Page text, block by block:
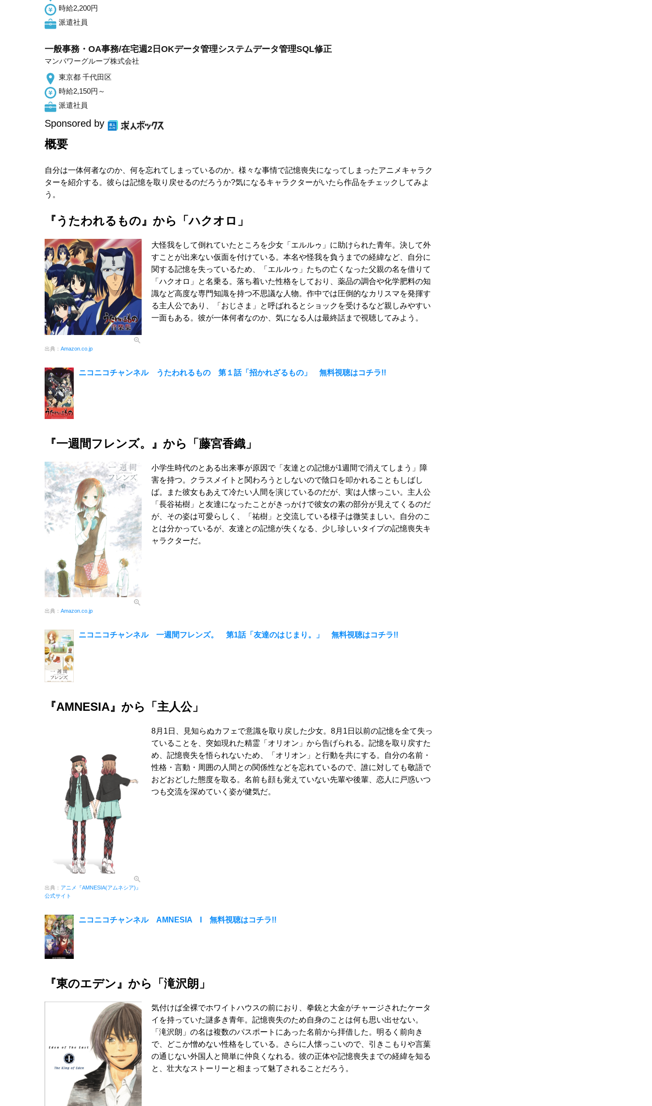
時給2,200円
派遣社員
一般事務・OA事務/在宅週2日OKデータ管理システムデータ管理SQL修正
マンパワーグループ株式会社
東京都 千代田区
時給2,150円～
派遣社員
Sponsored by
概要
自分は一体何者なのか、何を忘れてしまっているのか。様々な事情で記憶喪失になってしまったアニメキャラク
ターを紹介する。彼らは記憶を取り戻せるのだろうか?気になるキャラクターがいたら作品をチェックしてみよ
う。
『うたわれるもの』から「ハクオロ」
出典： Amazon.co.jp
大怪我をして倒れていたところを少女「エルルゥ」に助けられた青年。決して外
すことが出来ない仮面を付けている。本名や怪我を負うまでの経緯など、自分に
関する記憶を失っているため、「エルルゥ」たちの亡くなった父親の名を借りて
「ハクオロ」と名乗る。落ち着いた性格をしており、薬品の調合や化学肥料の知
識など高度な専門知識を持つ不思議な人物。作中では圧倒的なカリスマを発揮す
る主人公であり、「おじさま」と呼ばれるとショックを受けるなど親しみやすい
一面もある。彼が一体何者なのか、気になる人は最終話まで視聴してみよう。
ニコニコチャンネル うたわれるもの 第１話「招かれざるもの」 無料視聴はコチラ!!
『一週間フレンズ。』から「藤宮香織」
出典： Amazon.co.jp
小学生時代のとある出来事が原因で「友達との記憶が1週間で消えてしまう」障
害を持つ。クラスメイトと関わろうとしないので陰口を叩かれることもしばし
ば。また彼女もあえて冷たい人間を演じているのだが、実は人懐っこい。主人公
「長谷祐樹」と友達になったことがきっかけで彼女の素の部分が見えてくるのだ
が、その姿は可愛らしく、「祐樹」と交流している様子は微笑ましい。自分のこ
とは分かっているが、友達との記憶が失くなる、少し珍しいタイプの記憶喪失キ
ャラクターだ。
ニコニコチャンネル 一週間フレンズ。 第1話「友達のはじまり。」 無料視聴はコチラ!!
『AMNESIA』から「主人公」
出典： アニメ『AMNESIA(アムネシア)』
公式サイト
8月1日、見知らぬカフェで意識を取り戻した少女。8月1日以前の記憶を全て失っ
ていることを、突如現れた精霊「オリオン」から告げられる。記憶を取り戻すた
め、記憶喪失を悟られないため、「オリオン」と行動を共にする。自分の名前・
性格・言動・周囲の人間との関係性などを忘れているので、誰に対しても敬語で
おどおどした態度を取る。名前も顔も覚えていない先輩や後輩、恋人に戸惑いつ
つも交流を深めていく姿が健気だ。
ニコニコチャンネル AMNESIA I 無料視聴はコチラ!!
『東のエデン』から「滝沢朗」
気付けば全裸でホワイトハウスの前におり、拳銃と大金がチャージされたケータ
イを持っていた謎多き青年。記憶喪失のため自身のことは何も思い出せない。
「滝沢朗」の名は複数のパスポートにあった名前から拝借した。明るく前向き
で、どこか憎めない性格をしている。さらに人懐っこいので、引きこもりや言葉
の通じない外国人と簡単に仲良くなれる。彼の正体や記憶喪失までの経緯を知る
と、壮大なストーリーと相まって魅了されることだろう。